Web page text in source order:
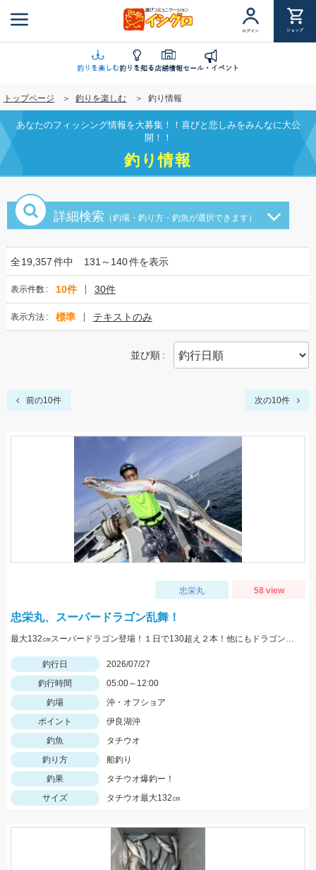
ン
に
移
動
ログイン ショップ
釣りを楽しむ釣りを知る店舗情報セール・イベント
トップページ 釣りを楽しむ 釣り情報
あなたのフィッシング情報を大募集！！喜びと悲しみをみんなに大公
開！！
釣り情報
詳細検索 （釣場・釣り方・釣魚が選択できます）
全19,357件中 131～140件を表示
表示件数 10件 30件
表示方法 標準 テキストのみ
並び順
前の10件 次の10件
忠栄丸 58 view
忠栄丸、スーパードラゴン乱舞！
最大132㎝スーパードラゴン登場！１日で130超え２本！他にもドラゴン級爆発の凄い１日でした！
釣行日
2026/07/27
釣行時間
05:00～12:00
釣場
沖・オフショア
ポイント
伊良湖沖
釣魚
タチウオ
釣り方
船釣り
釣果
タチウオ爆釣ー！
サイズ
タチウオ最大132㎝